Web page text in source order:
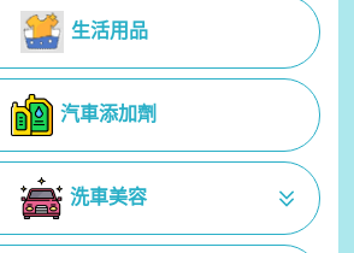
生活用品
汽車添加劑
洗車美容